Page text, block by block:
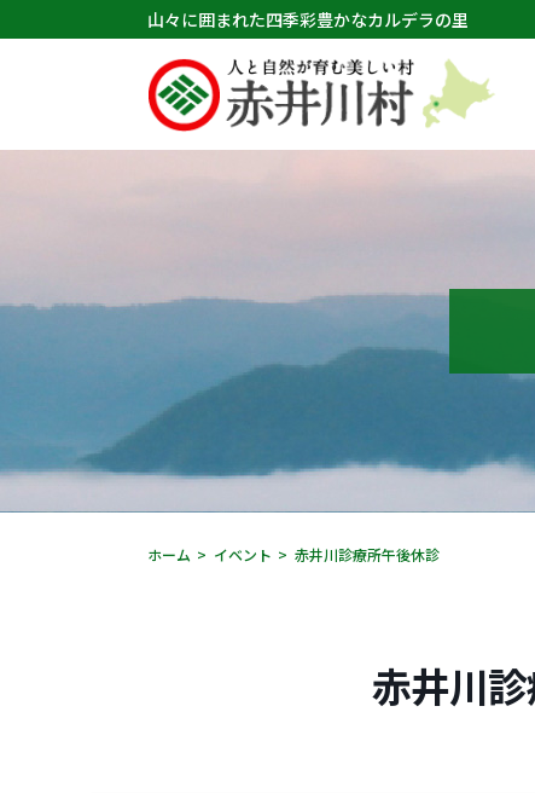
山々に囲まれた四季彩豊かなカルデラの里
ホーム イベント 赤井川診療所午後休診
赤井川